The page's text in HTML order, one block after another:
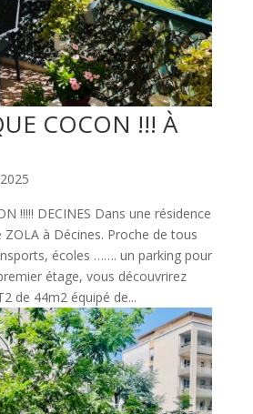
COCON !!! À
!!!!! DECINES Dans une résidence
ZOLA à Décines. Proche de tous
écoles ……. un parking pour
étage, vous découvrirez
de 44m2 équipé de...